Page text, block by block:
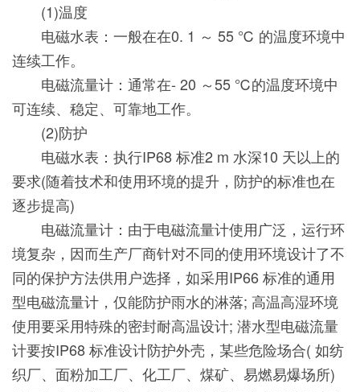
(1)温度
电磁水表：一般在在0. 1 ～ 55 ℃ 的温度环境中
连续工作。
电磁流量计：通常在- 20 ～55 ℃的温度环境中
可连续、稳定、可靠地工作。
(2)防护
电磁水表：执行IP68 标准2 m 水深10 天以上的
要求(随着技术和使用环境的提升，防护的标准也在
逐步提高)
电磁流量计：由于电磁流量计使用广泛，运行环
境复杂，因而生产厂商针对不同的使用环境设计了不
同的保护方法供用户选择，如采用IP66 标准的通用
型电磁流量计，仅能防护雨水的淋落; 高温高湿环境
使用要采用特殊的密封耐高温设计; 潜水型电磁流量
计要按IP68 标准设计防护外壳，某些危险场合( 如纺
织厂、面粉加工厂、化工厂、煤矿、易燃易爆场所)